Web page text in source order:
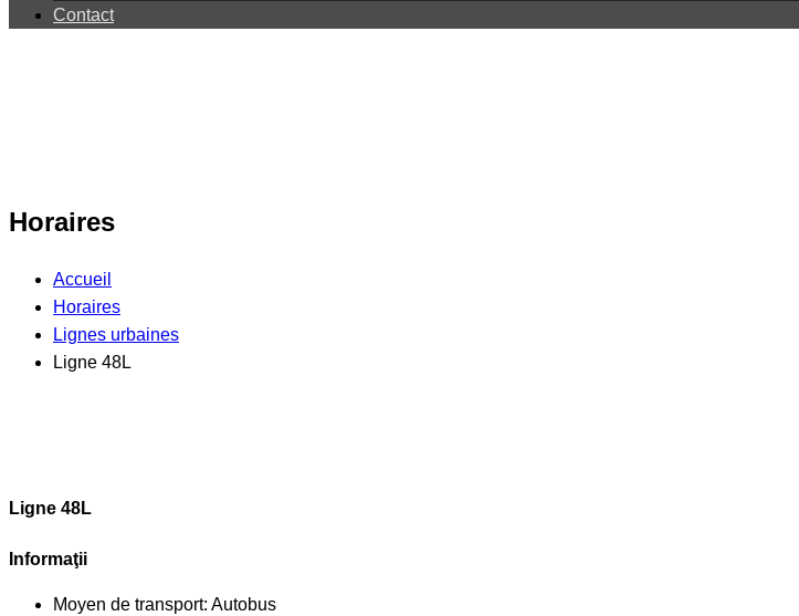
Contact
Horaires
Accueil
Horaires
Lignes urbaines
Ligne 48L
Ligne 48L
Informaţii
Moyen de transport: Autobus